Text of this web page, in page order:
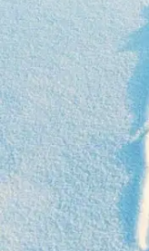
Talvinen metsä on
nimimerkkinsä.
jälkensä lumeen. Talvi
avulla on helppo
kesällä tiedä mitään.
repun tai takin taskuun,
selkeät ja
aivan uuden
selvittämään, mitkä
tutkija Marcus Wikman
eläinlajien jälkiä
Näytä lisää